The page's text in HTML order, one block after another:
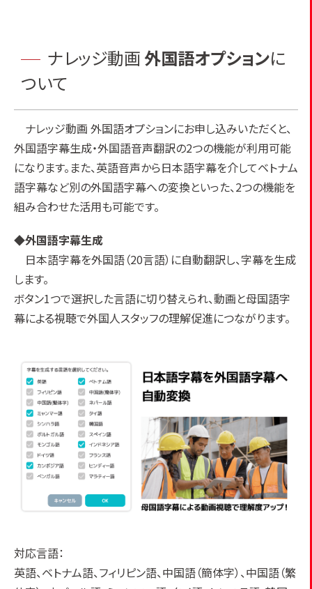
ナレッジ動画外国語オプションに
ついて
ナレッジ動画 外国語オプションにお申し込みいただくと、
外国語字幕生成・外国語音声翻訳の2つの機能が利用可能
になります。また、英語音声から日本語字幕を介してベトナム
語字幕など別の外国語字幕への変換といった、2つの機能を
組み合わせた活用も可能です。
◆外国語字幕生成
日本語字幕を外国語（20言語）に自動翻訳し、字幕を生成
します。
ボタン1つで選択した言語に切り替えられ、動画と母国語字
幕による視聴で外国人スタッフの理解促進につながります。
対応言語：
英語、ベトナム語、フィリピン語、中国語（簡体字）、中国語（繁